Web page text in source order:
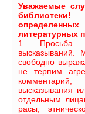
Уважаемые
литературных
1. Просьба
свободно
не терпим
высказывания
отдельным
расы,